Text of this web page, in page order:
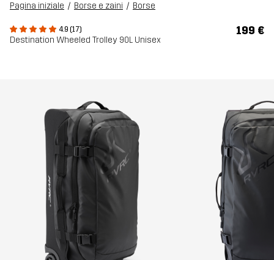
Pagina iniziale Borse e zaini Borse
4.9 (17)
Destination Wheeled Trolley 90L Unisex
199 €